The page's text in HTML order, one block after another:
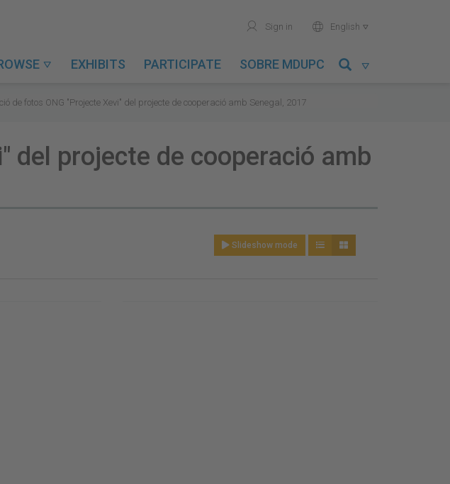
user Sign in world English 
 EXHIBITS PARTICIPATE SOBRE MDUPC 
de fotos ONG "Projecte Xevi" del projecte de cooperació amb Senegal, 2017
del projecte de cooperació amb
Slideshow mode